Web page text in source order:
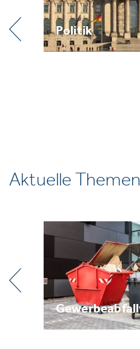
Praxis
Aktuelle Themen